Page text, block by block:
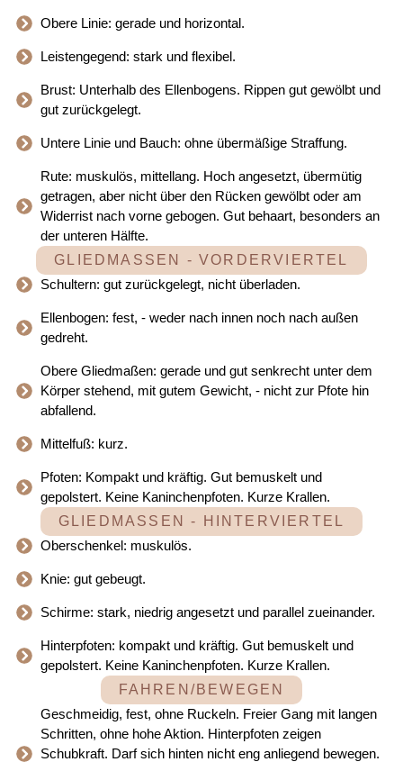
Obere Linie: gerade und horizontal.
Leistengegend: stark und flexibel.
Brust: Unterhalb des Ellenbogens. Rippen gut gewölbt und
gut zurückgelegt.
Untere Linie und Bauch: ohne übermäßige Straffung.
Rute: muskulös, mittellang. Hoch angesetzt, übermütig
getragen, aber nicht über den Rücken gewölbt oder am
Widerrist nach vorne gebogen. Gut behaart, besonders an
der unteren Hälfte.
GLIEDMASSEN - VORDERVIERTEL
Schultern: gut zurückgelegt, nicht überladen.
Ellenbogen: fest, - weder nach innen noch nach außen
gedreht.
Obere Gliedmaßen: gerade und gut senkrecht unter dem
Körper stehend, mit gutem Gewicht, - nicht zur Pfote hin
abfallend.
Mittelfuß: kurz.
Pfoten: Kompakt und kräftig. Gut bemuskelt und
gepolstert. Keine Kaninchenpfoten. Kurze Krallen.
GLIEDMASSEN - HINTERVIERTEL
Oberschenkel: muskulös.
Knie: gut gebeugt.
Schirme: stark, niedrig angesetzt und parallel zueinander.
Hinterpfoten: kompakt und kräftig. Gut bemuskelt und
gepolstert. Keine Kaninchenpfoten. Kurze Krallen.
FAHREN/BEWEGEN
Geschmeidig, fest, ohne Ruckeln. Freier Gang mit langen
Schritten, ohne hohe Aktion. Hinterpfoten zeigen
Schubkraft. Darf sich hinten nicht eng anliegend bewegen.